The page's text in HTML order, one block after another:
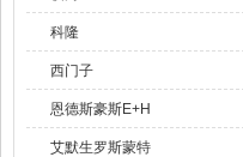
科隆
西门子
恩德斯豪斯E+H
艾默生罗斯蒙特